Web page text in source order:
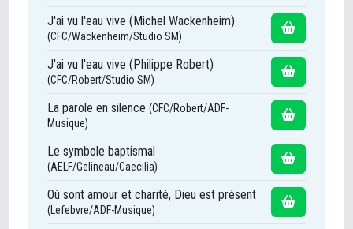
J'ai vu l'eau vive (Michel Wackenheim)
(CFC/Wackenheim/Studio SM)
J'ai vu l'eau vive (Philippe Robert)
(CFC/Robert/Studio SM)
La parole en silence (CFC/Robert/ADF-
Musique)
Le symbole baptismal
(AELF/Gelineau/Caecilia)
Où sont amour et charité, Dieu est présent
(Lefebvre/ADF-Musique)